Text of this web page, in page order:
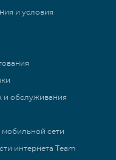
и условия
и обслуживания
сети
интернета Team